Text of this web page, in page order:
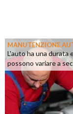
MANUTENZIONE
L'auto ha una durata
possono variare a